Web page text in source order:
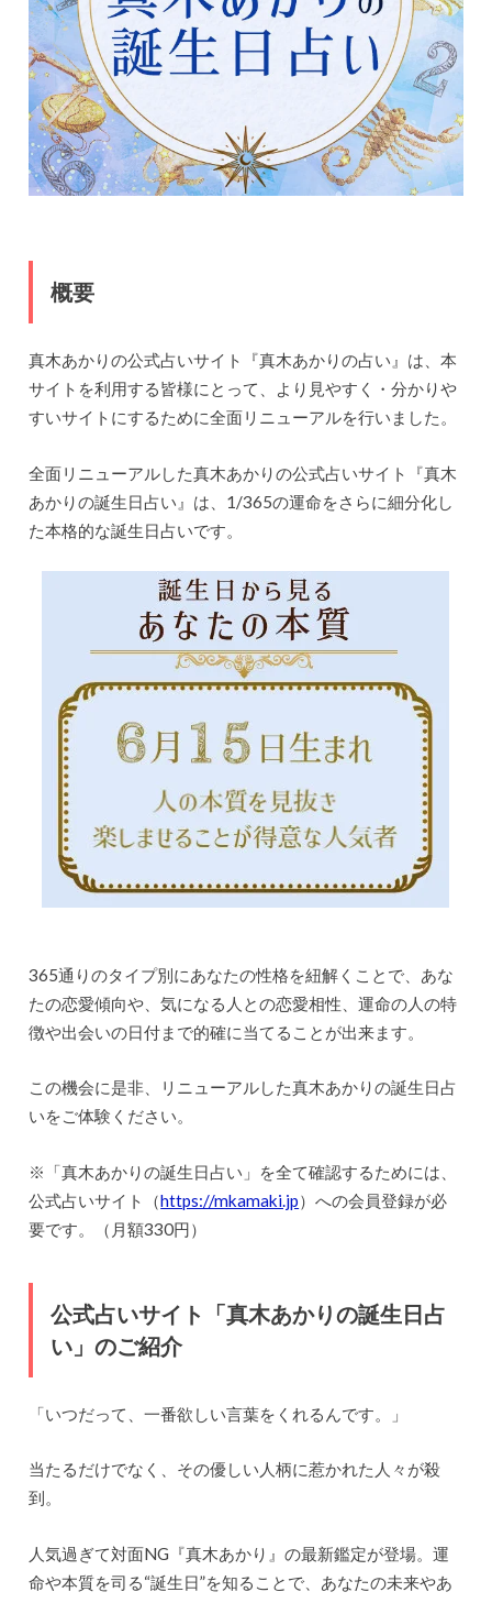
概要
真木あかりの公式占いサイト『真木あかりの占い』は、本
サイトを利用する皆様にとって、より見やすく・分かりや
すいサイトにするために全面リニューアルを行いました。
全面リニューアルした真木あかりの公式占いサイト『真木
あかりの誕生日占い』は、1/365の運命をさらに細分化し
た本格的な誕生日占いです。
365通りのタイプ別にあなたの性格を紐解くことで、あな
たの恋愛傾向や、気になる人との恋愛相性、運命の人の特
徴や出会いの日付まで的確に当てることが出来ます。
この機会に是非、リニューアルした真木あかりの誕生日占
いをご体験ください。
※「真木あかりの誕生日占い」を全て確認するためには、
公式占いサイト（https://mkamaki.jp）への会員登録が必
要です。（月額330円）
公式占いサイト「真木あかりの誕生日占
い」のご紹介
「いつだって、一番欲しい言葉をくれるんです。」
当たるだけでなく、その優しい人柄に惹かれた人々が殺
到。
人気過ぎて対面NG『真木あかり』の最新鑑定が登場。運
命や本質を司る“誕生日”を知ることで、あなたの未来やあ